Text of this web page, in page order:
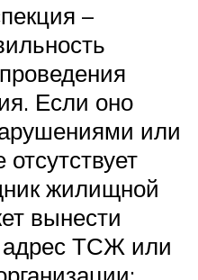
–
Если оно
или
жилищной
вынести
адрес ТСЖ или